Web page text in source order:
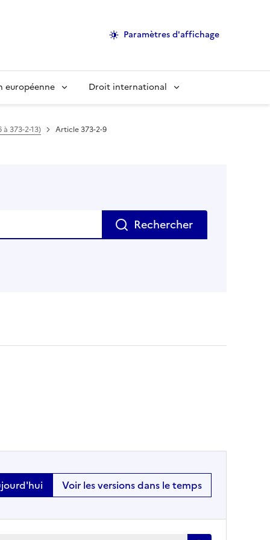
Paramètres d'affichage
européenne Droit international
373-2-13) Article 373-2-9
Rechercher
Voir les versions dans le temps